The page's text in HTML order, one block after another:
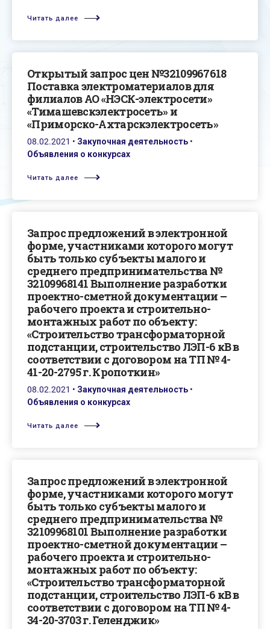
Читать далее
Открытый запрос цен №32109967618
Поставка электроматериалов для
филиалов АО «НЭСК-электросети»
«Тимашевскэлектросеть» и
«Приморско-Ахтарскэлектросеть»
08.02.2021 • Закупочная деятельность •
Объявления о конкурсах
Читать далее
Запрос предложений в электронной
форме, участниками которого могут
быть только субъекты малого и
среднего предпринимательства №
32109968141 Выполнение разработки
проектно-сметной документации –
рабочего проекта и строительно-
монтажных работ по объекту:
«Строительство трансформаторной
подстанции, строительство ЛЭП-6 кВ в
соответствии с договором на ТП № 4-
41-20-2795 г. Кропоткин»
08.02.2021 • Закупочная деятельность •
Объявления о конкурсах
Читать далее
Запрос предложений в электронной
форме, участниками которого могут
быть только субъекты малого и
среднего предпринимательства №
32109968101 Выполнение разработки
проектно-сметной документации –
рабочего проекта и строительно-
монтажных работ по объекту:
«Строительство трансформаторной
подстанции, строительство ЛЭП-6 кВ в
соответствии с договором на ТП № 4-
34-20-3703 г. Геленджик»